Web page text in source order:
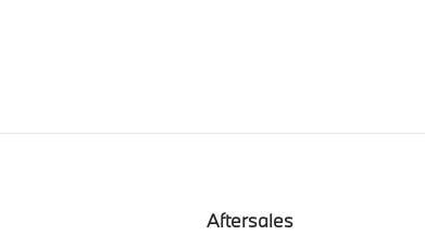
Aftersales